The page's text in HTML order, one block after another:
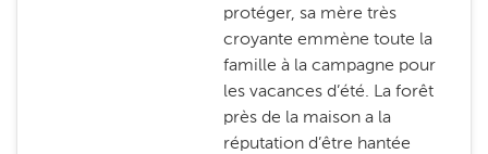
protéger, sa mère très
croyante emmène toute la
famille à la campagne pour
les vacances d’été. La forêt
près de la maison a la
réputation d’être hantée